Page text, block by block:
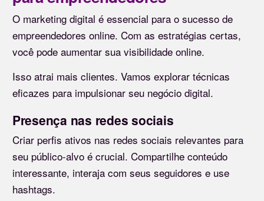
O marketing digital é essencial para o sucesso de
empreendedores online. Com as estratégias certas,
você pode aumentar sua visibilidade online.
Isso atrai mais clientes. Vamos explorar técnicas
eficazes para impulsionar seu negócio digital.
Presença nas redes sociais
Criar perfis ativos nas redes sociais relevantes para
seu público-alvo é crucial. Compartilhe conteúdo
interessante, interaja com seus seguidores e use
hashtags.